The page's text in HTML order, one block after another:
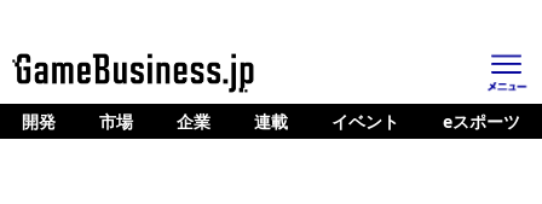
ホーム
開発 市場 企業 連載 イベント eスポーツ